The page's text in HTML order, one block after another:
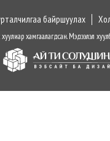
байршуулах
хамгаалагдсан. Мэдээлэл